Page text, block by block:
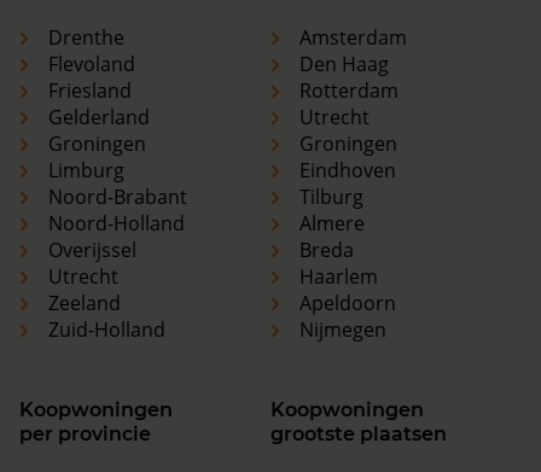
Drenthe
Flevoland
Friesland
Gelderland
Groningen
Limburg
Noord-Brabant
Noord-Holland
Overijssel
Utrecht
Zeeland
Zuid-Holland
Amsterdam
Den Haag
Rotterdam
Utrecht
Groningen
Eindhoven
Tilburg
Almere
Breda
Haarlem
Apeldoorn
Nijmegen
Koopwoningen
per provincie
Koopwoningen
grootste plaatsen